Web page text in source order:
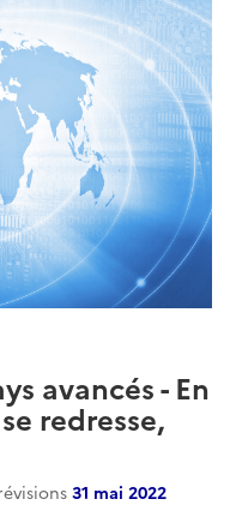
avancés - En
redresse,
31 mai 2022